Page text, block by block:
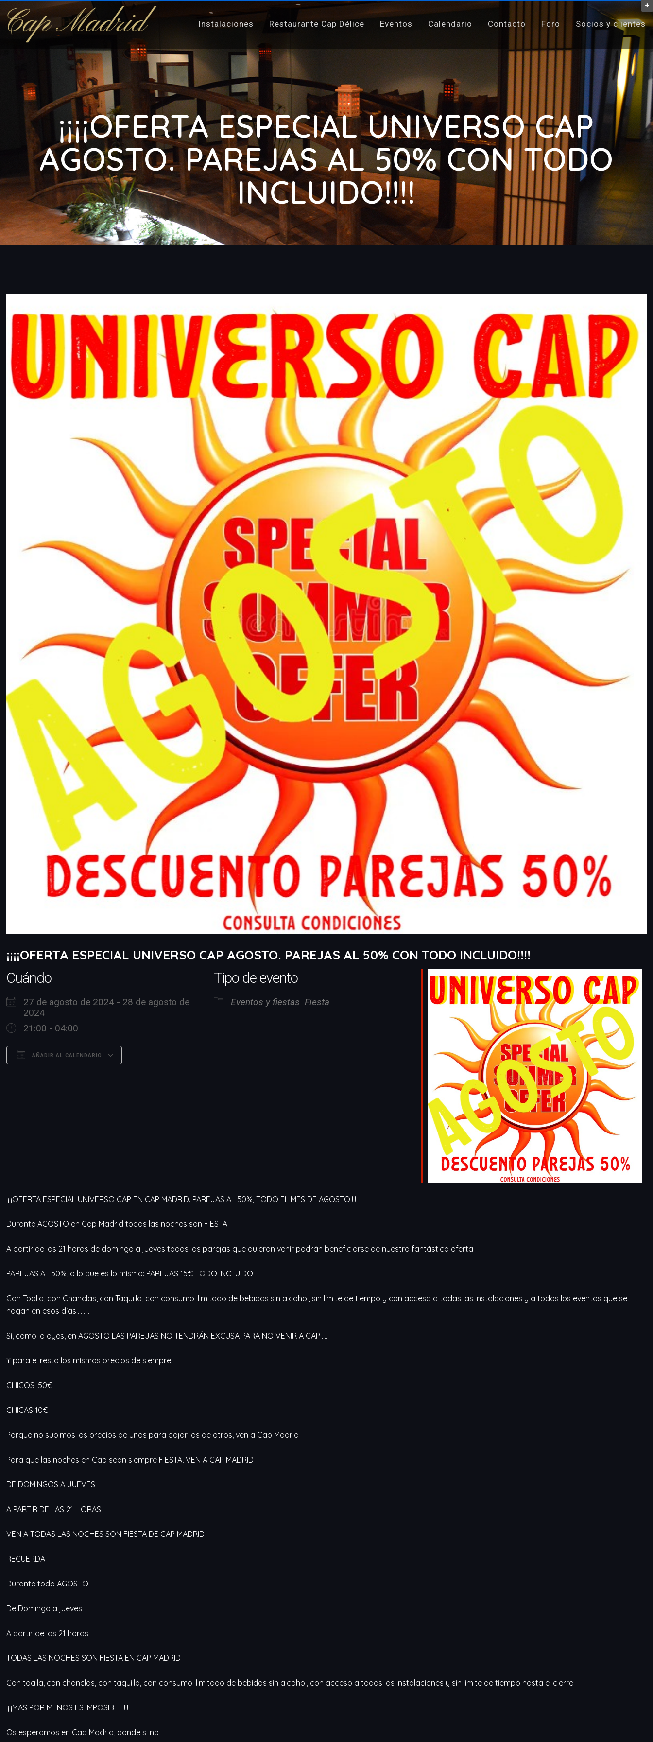
Instalaciones Restaurante Cap Délice Eventos Calendario Contacto Foro Socios y clientes
¡¡¡¡OFERTA ESPECIAL UNIVERSO CAP
AGOSTO. PAREJAS AL 50% CON TODO
INCLUIDO!!!!
¡¡¡¡OFERTA ESPECIAL UNIVERSO CAP AGOSTO. PAREJAS AL 50% CON TODO INCLUIDO!!!!
Cuándo
27 de agosto de 2024 - 28 de agosto de
2024
21:00 - 04:00
AÑADIR AL CALENDARIO
Outlook Live
Tipo de evento
Eventos y fiestas Fiesta
¡¡¡¡OFERTA ESPECIAL UNIVERSO CAP EN CAP MADRID. PAREJAS AL 50%, TODO EL MES DE AGOSTO!!!!
Durante AGOSTO en Cap Madrid todas las noches son FIESTA
A partir de las 21 horas de domingo a jueves todas las parejas que quieran venir podrán beneficiarse de nuestra fantástica oferta:
PAREJAS AL 50%, o lo que es lo mismo: PAREJAS 15€ TODO INCLUIDO
Con Toalla, con Chanclas, con Taquilla, con consumo ilimitado de bebidas sin alcohol, sin límite de tiempo y con acceso a todas las instalaciones y a todos los eventos que se
hagan en esos días……….
Sí, como lo oyes, en AGOSTO LAS PAREJAS NO TENDRÁN EXCUSA PARA NO VENIR A CAP……
Y para el resto los mismos precios de siempre:
CHICOS: 50€
CHICAS 10€
Porque no subimos los precios de unos para bajar los de otros, ven a Cap Madrid
Para que las noches en Cap sean siempre FIESTA, VEN A CAP MADRID
DE DOMINGOS A JUEVES.
A PARTIR DE LAS 21 HORAS
VEN A TODAS LAS NOCHES SON FIESTA DE CAP MADRID
RECUERDA:
Durante todo AGOSTO
De Domingo a jueves.
A partir de las 21 horas.
TODAS LAS NOCHES SON FIESTA EN CAP MADRID
Con toalla, con chanclas, con taquilla, con consumo ilimitado de bebidas sin alcohol, con acceso a todas las instalaciones y sin límite de tiempo hasta el cierre.
¡¡¡¡MAS POR MENOS ES IMPOSIBLE!!!!
Os esperamos en Cap Madrid, donde si no